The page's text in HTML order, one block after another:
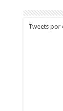
Tweets por